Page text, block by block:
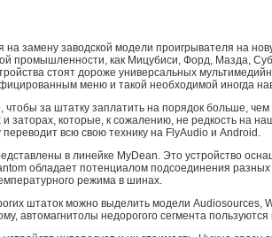
замену заводской модели проигрывателя на
промышленности, как Мицубиси, Форд, Мазда,
стоят дороже универсальных
меню и такой необходимой иногда
чтобы за штатку заплатить на порядок больше,
заторах, которые, к сожалению, не редкость на
всю свою технику на FlyAudio и Android.
в линейке MyDean. Это устройство
обладает потенциалом подсоединения
режима в шинах.
штаток можно выделить модели
автомагнитолы недорогого сегмента